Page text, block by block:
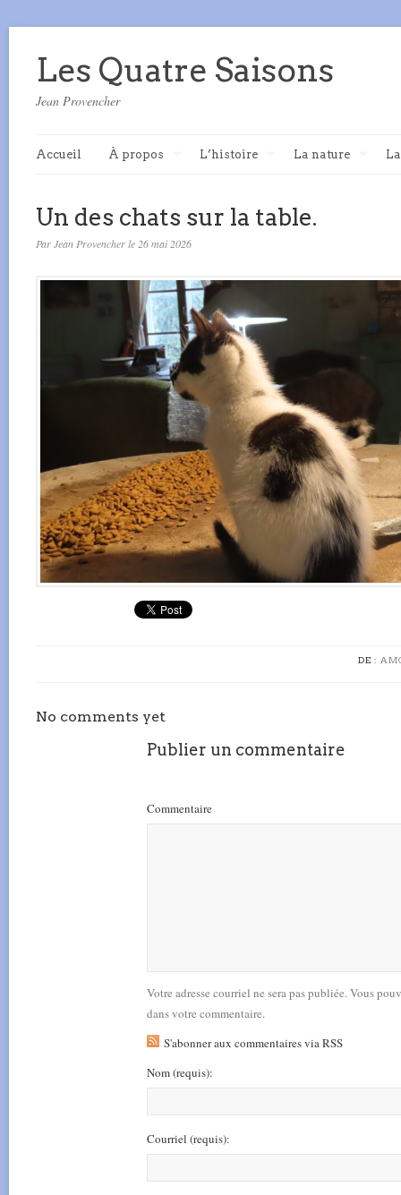
Les Quatre Saisons
Jean Provencher
Accueil À propos L’histoire La nature
Un des chats sur la table.
Par Jean Provencher le 26 mai 2026
DE :
No comments yet
Publier un commentaire
Commentaire
Votre adresse courriel ne sera pas publiée. Vous
dans votre commentaire.
S'abonner aux commentaires via RSS
Nom(requis):
Courriel (requis):